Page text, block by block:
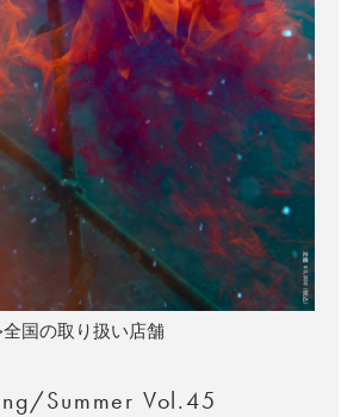
全国の取り扱い店舗
Summer Vol.45